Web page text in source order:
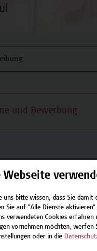
und Bewerbung
und Bewerbung
Jetzt anmelden
Webseite
uns bitte wissen, dass Sie damit
Sie auf "Alle Dienste
verwendeten Cookies erfahren
vornehmen möchten, werfen
oder in die